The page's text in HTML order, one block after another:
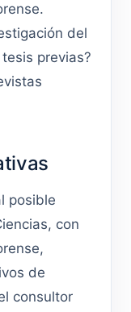
del
previas?
posible
con
de
consultor